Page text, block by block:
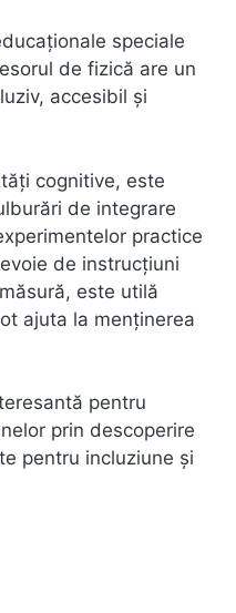
speciale
de fizică are un
accesibil și
cognitive, este
de integrare
practice
de instrucțiuni
este utilă
ajuta la menținerea
pentru
prin descoperire
pentru incluziune și